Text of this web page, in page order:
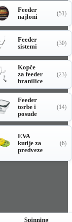
Feeder
najloni
(51)
Feeder
sistemi
(30)
Kopče
za feeder
hranilice
(23)
Feeder
torbe i
posude
(14)
EVA
kutije za
predveze
(6)
Spinning